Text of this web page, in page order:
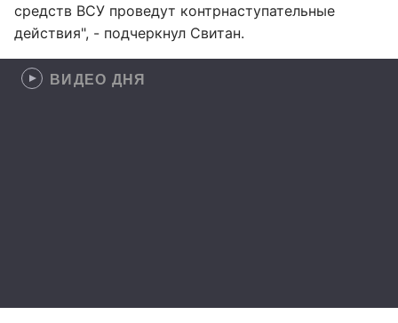
средств ВСУ проведут контрнаступательные
действия", - подчеркнул Свитан.
ВИДЕО ДНЯ